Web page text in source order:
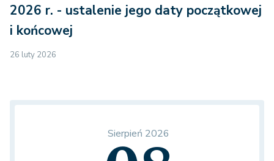
2026 r. - ustalenie jego daty początkowej
i końcowej
26 luty 2026
Sierpień 2026